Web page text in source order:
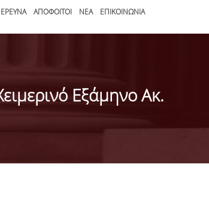
ΕΡΕΥΝΑ ΑΠΟΦΟΙΤΟΙ ΝΕΑ ΕΠΙΚΟΙΝΩΝΙΑ
Εξάμηνο Ακ.